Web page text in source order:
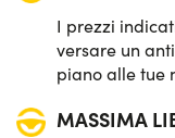
I prezzi
versare un
piano alle tue
MASSIMA